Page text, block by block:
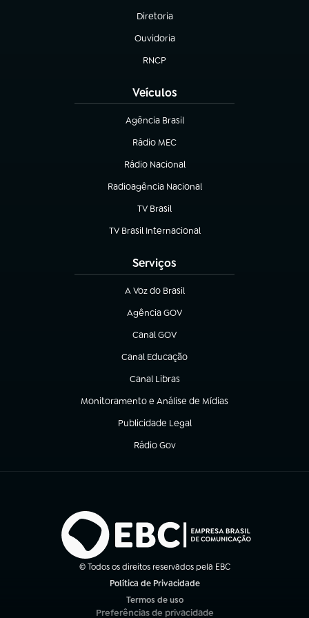
Diretoria
(abre em nova aba)
Ouvidoria
(abre em nova aba)
RNCP
(abre em nova aba)
Veículos
Agência Brasil
(abre em nova aba)
Rádio MEC
(abre em nova aba)
Rádio Nacional
Radioagência Nacional
(abre em nova aba)
TV Brasil
(abre em nova aba)
TV Brasil Internacional
(abre em nova aba)
Serviços
A Voz do Brasil
(abre em nova aba)
Agência GOV
(abre em nova aba)
Canal GOV
(abre em nova aba)
Canal Educação
(abre em nova aba)
Canal Libras
(abre em nova aba)
Monitoramento e Análise de Mídias
(abre em nova aba)
Publicidade Legal
(abre em nova aba)
Rádio Gov
(abre em nova aba)
© Todos os direitos reservados pela EBC
Política de Privacidade
Termos de uso
(abre em nova aba)
Preferências de privacidade